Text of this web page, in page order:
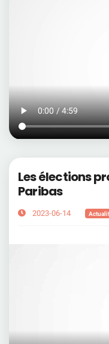
Les élections
Paribas
2023-06-14